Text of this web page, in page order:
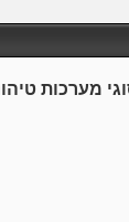
מערכות